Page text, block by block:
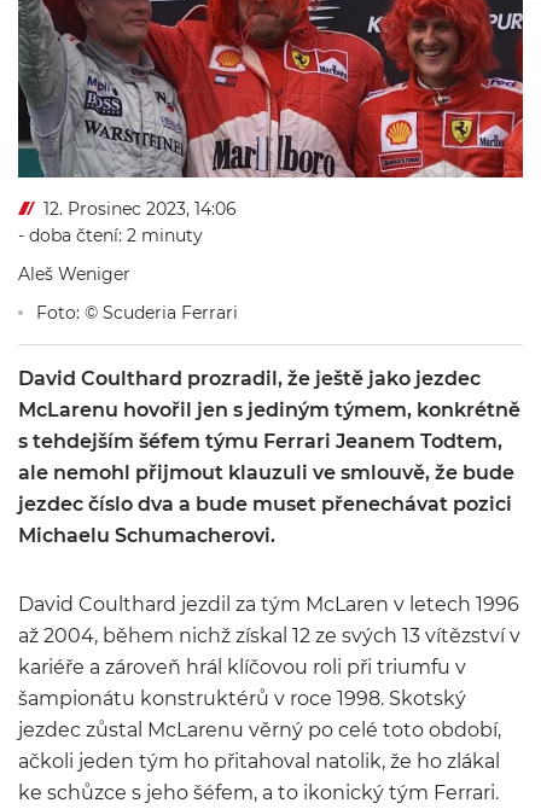
12. Prosinec 2023, 14:06
- doba čtení: 2 minuty
Aleš Weniger
Foto: © Scuderia Ferrari
David Coulthard prozradil, že ještě jako jezdec
McLarenu hovořil jen s jediným týmem, konkrétně
s tehdejším šéfem týmu Ferrari Jeanem Todtem,
ale nemohl přijmout klauzuli ve smlouvě, že bude
jezdec číslo dva a bude muset přenechávat pozici
Michaelu Schumacherovi.
David Coulthard jezdil za tým McLaren v letech 1996
až 2004, během nichž získal 12 ze svých 13 vítězství v
kariéře a zároveň hrál klíčovou roli při triumfu v
šampionátu konstruktérů v roce 1998. Skotský
jezdec zůstal McLarenu věrný po celé toto období,
ačkoli jeden tým ho přitahoval natolik, že ho zlákal
ke schůzce s jeho šéfem, a to ikonický tým Ferrari.